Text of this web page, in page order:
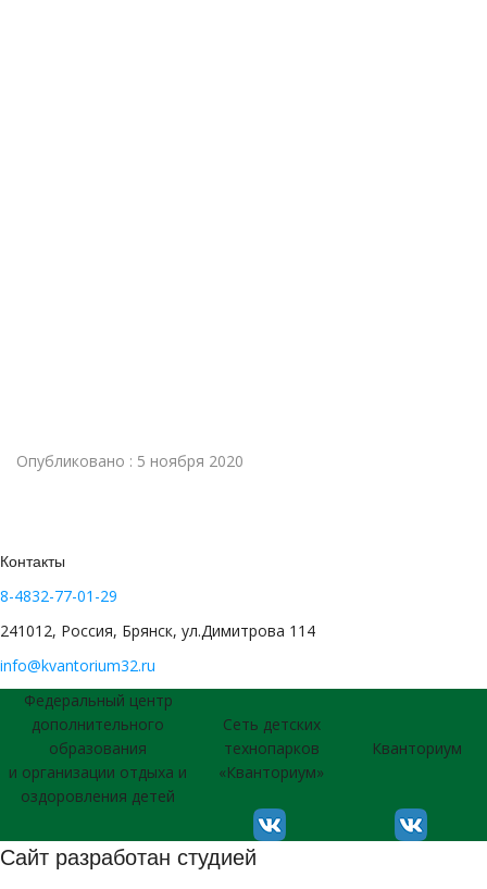
Опубликовано : 5 ноября 2020
Контакты
8-4832-77-01-29
241012, Россия, Брянск, ул.Димитрова 114
info@kvantorium32.ru
Федеральный центр
дополнительного
образования
и организации отдыха и
оздоровления детей
Сеть детских
технопарков
«Кванториум»
Кванториум
Сайт разработан студией